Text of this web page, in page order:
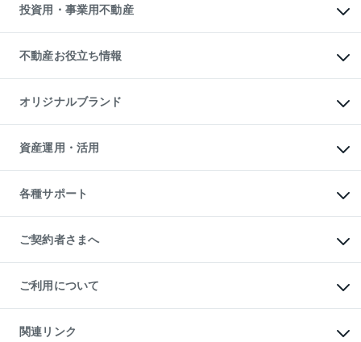
English 繁体中文簡体中文
不動産買換えの流れ
売却ガイド
マンション賃料データ
賃貸管理プラン
リロケーションについて
貸すガイド
投資用・事業用不動産
事業用不動産
マンション投資
投資用マンション
アパート経営
収益物件
ビル購入（ビル一棟）
投資用不動産の売却査定
事業用不動産の売却査定
不動産お役立ち情報
マンションライブラリー
人気マンションランキング
暮らしに役立つ不動産メディア
不動産相場・不動産価格情報
不動産コラム・ニュース
不動産用語集
不動産なんでもネット相談室
住まいの税金
オリジナルブランド
一棟リノベーションマンション
L`GENTE（ルジェンテ）
区分リノベーションマンション
投資用一棟レジデンスWELL
不動産小口投資
LEGACIA（レガシア）
資産運用・活用
不動産M&A
アセットマネジメント・出資
各種サポート
相続サポート
リフォームサポート
ご契約者さまへ
ご紹介・再契約特典
入居者様専用-各種ご案内（賃貸）
東急こすもす会「こすもすWeb」
ご利用について
金融商品取引について
関連リンク